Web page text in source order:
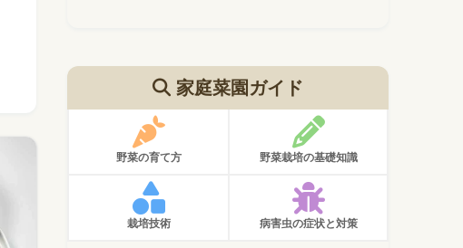
家庭菜園ガイド
野菜の育て方 野菜栽培の基礎知識
栽培技術 病害虫の症状と対策